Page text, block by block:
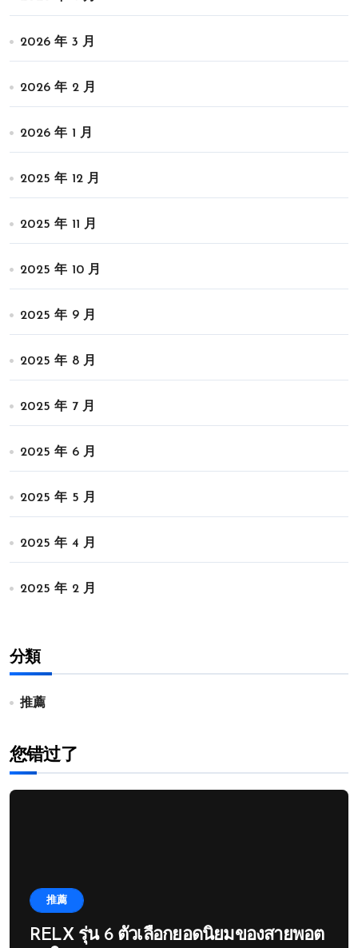
2026 年 3 月
2026 年 2 月
2026 年 1 月
2025 年 12 月
2025 年 11 月
2025 年 10 月
2025 年 9 月
2025 年 8 月
2025 年 7 月
2025 年 6 月
2025 年 5 月
2025 年 4 月
2025 年 2 月
分類
推薦
您错过了
推薦
RELX รุ่น 6 ตัวเลือกยอดนิยมของสายพอต